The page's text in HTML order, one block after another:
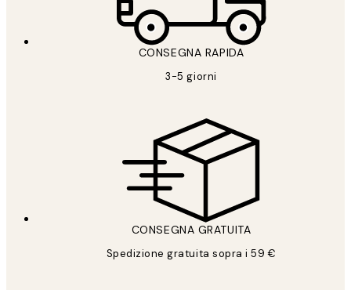
CONSEGNA RAPIDA
3-5 giorni
CONSEGNA GRATUITA
Spedizione gratuita sopra i 59 €